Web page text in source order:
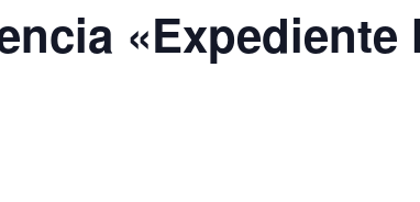
«Expediente